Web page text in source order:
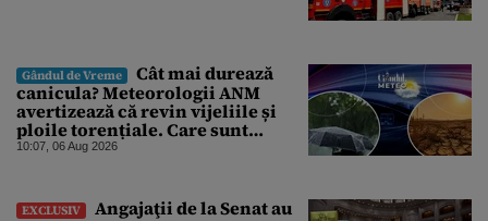
Gândul de Vreme
Cât mai durează
canicula? Meteorologii ANM
avertizează că revin vijeliile și
ploile torențiale. Care sunt
zonele vizate, începând chiar de
10:07, 06 Aug 2026
EXCLUSIV
Angajaţii de la Senat au